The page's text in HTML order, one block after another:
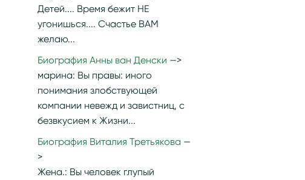
Детей.... Время бежит НЕ
угонишься.... Счастье ВАМ
желаю...
Биография Анны ван Денски
марина: Вы правы: иного
понимания злобствующей
компании невежд и завистниц, с
безвкусием к Жизни...
Биография Виталия Третьякова
Жена.: Вы человек глупый